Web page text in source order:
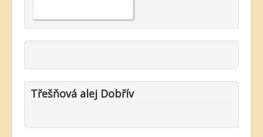
Třešňová alej Dobřív